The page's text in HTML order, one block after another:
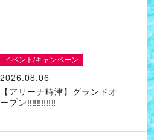
イベント/キャンペーン
2026.08.06
【アリーナ時津】グランドオ
ープン‼‼‼‼‼‼